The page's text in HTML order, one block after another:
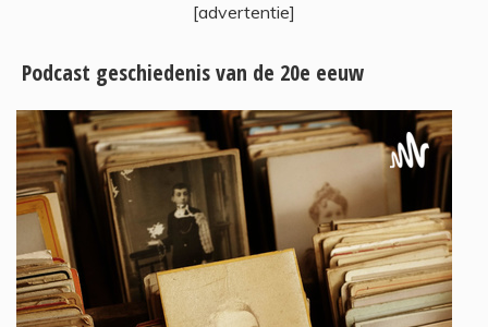
[advertentie]
Podcast geschiedenis van de 20e eeuw